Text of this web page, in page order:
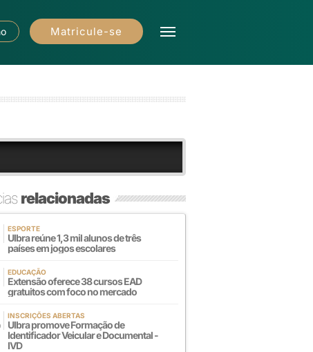
Matricule-se
relacionadas
ESPORTE
Ulbra reúne 1,3 mil alunos de três
países em jogos escolares
EDUCAÇÃO
Extensão oferece 38 cursos EAD
gratuitos com foco no mercado
INSCRIÇÕES ABERTAS
Ulbra promove Formação de
Identificador Veicular e Documental -
IVD